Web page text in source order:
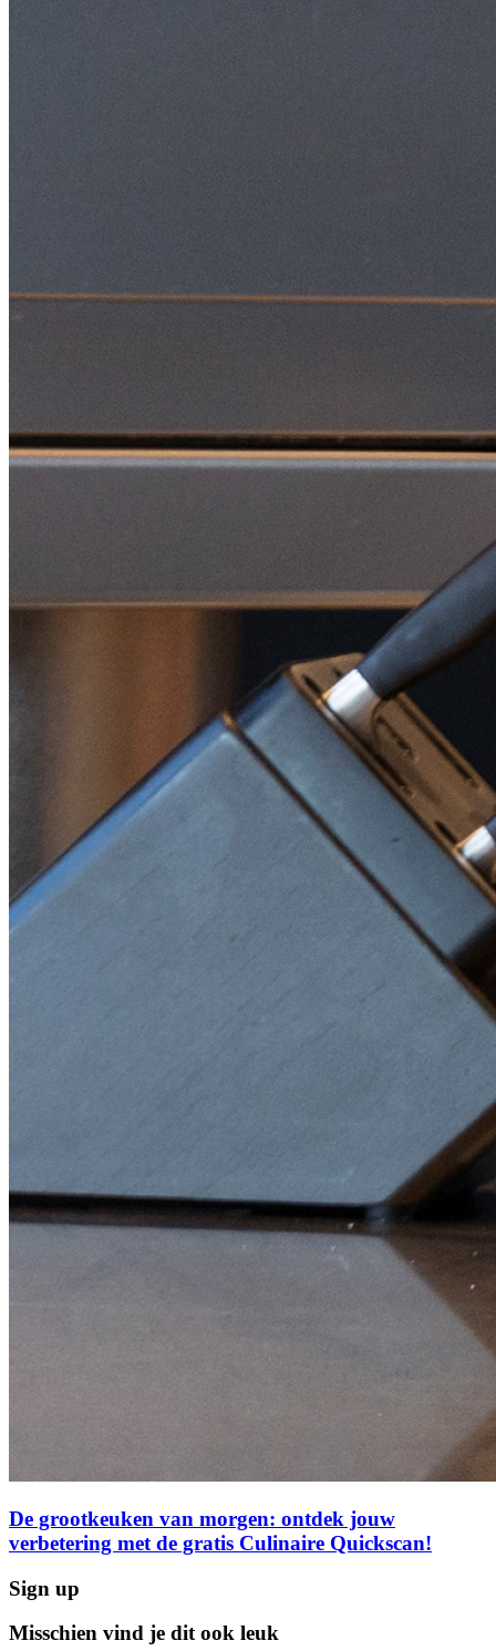
De grootkeuken van morgen: ontdek jouw
verbetering met de gratis Culinaire Quickscan!
Sign up
Misschien vind je dit ook leuk